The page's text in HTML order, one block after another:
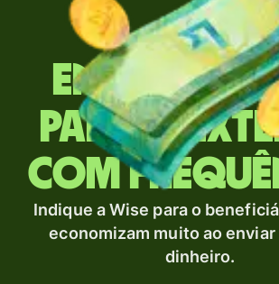
Envia
para o
com
Indique a Wise para o
economizam muito ao
dinheiro.